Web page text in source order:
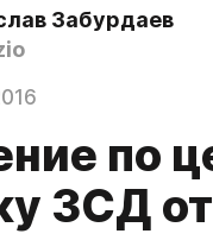
Забурдаев
по
ЗСД